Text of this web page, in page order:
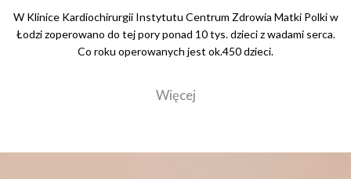
W Klinice Kardiochirurgii Instytutu Centrum Zdrowia Matki Polki w
Łodzi zoperowano do tej pory ponad 10 tys. dzieci z wadami serca.
Co roku operowanych jest ok.450 dzieci.
Więcej